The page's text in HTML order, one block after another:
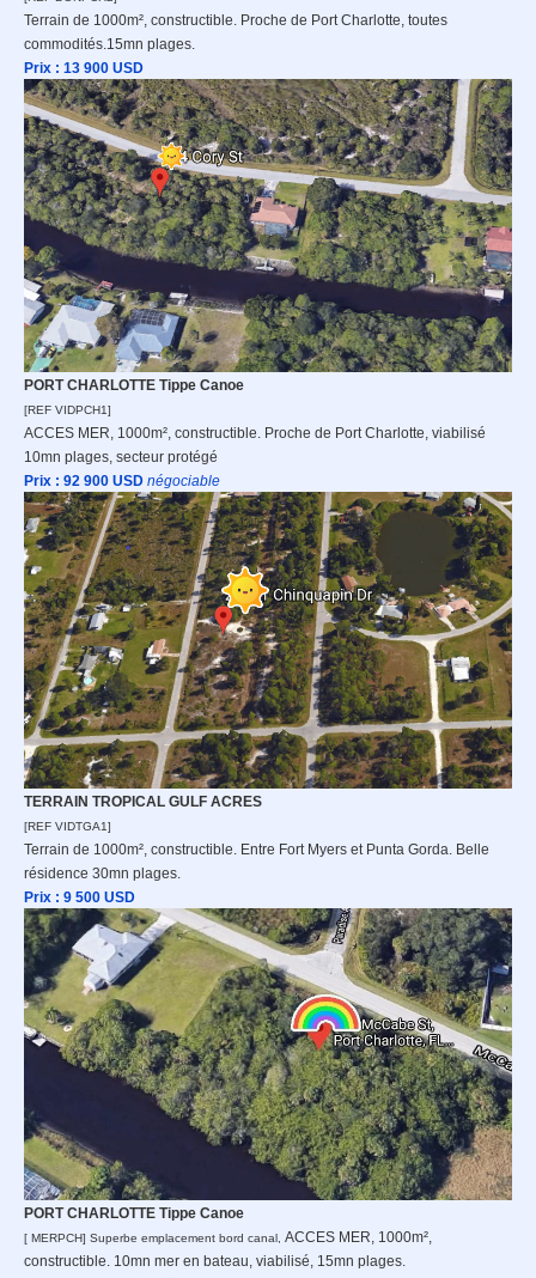
Terrain de 1000m², constructible. Proche de Port Charlotte, toutes
commodités.15mn plages.
Prix : 13 900 USD
PORT CHARLOTTE Tippe Canoe
[REF VIDPCH1]
ACCES MER, 1000m², constructible. Proche de Port Charlotte, viabilisé
10mn plages, secteur protégé
Prix : 92 900 USD négociable
TERRAIN TROPICAL GULF ACRES
[REF VIDTGA1]
Terrain de 1000m², constructible. Entre Fort Myers et Punta Gorda. Belle
résidence 30mn plages.
Prix : 9 500 USD
PORT CHARLOTTE Tippe Canoe
[ MERPCH] Superbe emplacement bord canal, ACCES MER, 1000m²,
constructible. 10mn mer en bateau, viabilisé, 15mn plages.